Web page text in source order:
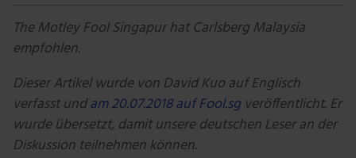
The Motley Fool Singapur hat Carlsberg Malaysia
empfohlen.
Dieser Artikel wurde von David Kuo auf Englisch
verfasst undam 20.07.2018 auf Fool.sg veröffentlicht. Er
wurde übersetzt, damit unsere deutschen Leser an der
Diskussion teilnehmen können.